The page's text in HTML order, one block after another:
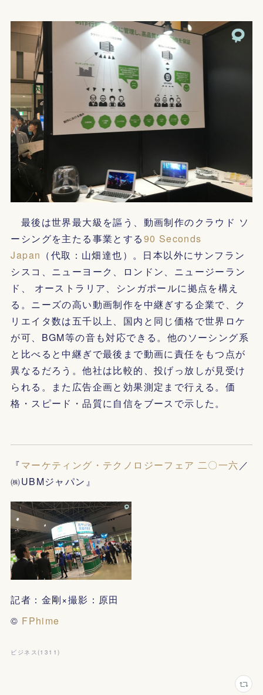
最後は世界最大級を謳う、動画制作のクラウド ソ
ーシングを主たる事業とする90 Seconds
Japan （代取：山畑達也）。日本以外にサンフラン
シスコ、ニューヨーク、ロンドン、ニュージーラン
ド、 オーストラリア、シンガポールに拠点を構え
る。ニーズの高い動画制作を中継ぎする企業で、ク
リエイタ数は五千以上、国内と同じ価格で世界ロケ
が可、BGM等の音も対応できる。他のソーシング系
と比べると中継ぎで最後まで動画に責任をもつ点が
異なるだろう。他社は比較的、投げっ放しが見受け
られる。また広告企画と効果測定まで行える。価
格・スピード・品質に自信をブースで示した。
『マーケティング・テクノロジーフェア 二〇一六 ／
㈱UBMジャパン』
記者：金剛×撮影：原田
© FPhime
ビジネス (1311 )